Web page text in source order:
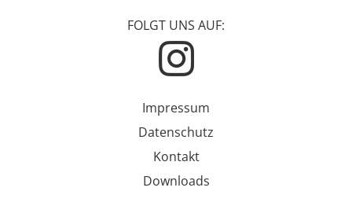
FOLGT UNS AUF:
Impressum
Datenschutz
Kontakt
Downloads